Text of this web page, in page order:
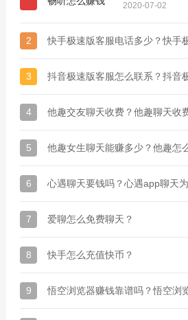
2020-07-02
2
3
4 他趣交友聊天收费？他趣聊天收
5 他趣女生聊天能赚多少？他趣怎
6
7 爱聊怎么免费聊天？
8 快手怎么充值快币？
9